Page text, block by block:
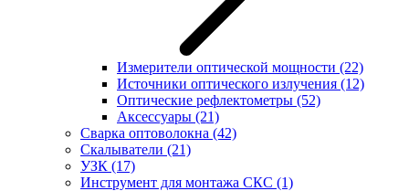
Измерители оптической мощности (22)
Источники оптического излучения (12)
Оптические рефлектометры (52)
Аксессуары (21)
Сварка оптоволокна (42)
Скалыватели (21)
УЗК (17)
Инструмент для монтажа СКС (1)